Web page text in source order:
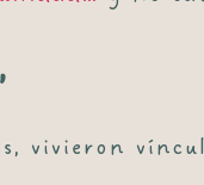
vivieron